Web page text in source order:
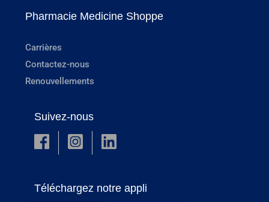
Pharmacie Medicine Shoppe
Carrières
Contactez-nous
Renouvellements
Suivez-nous
Téléchargez notre appli